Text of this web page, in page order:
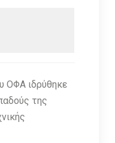
ΟΦΑ ιδρύθηκε
της